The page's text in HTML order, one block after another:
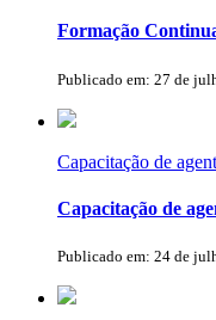
Formação
Publicado em: 27 de
Capacitação de
Capacitação de
Publicado em: 24 de